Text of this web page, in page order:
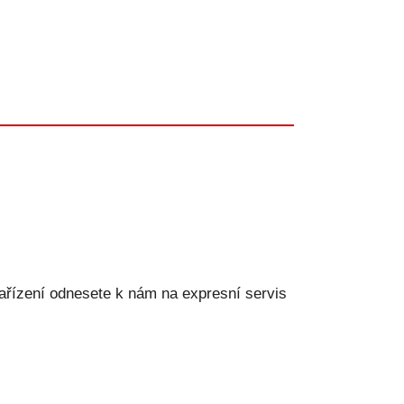
odnesete k nám na expresní servis